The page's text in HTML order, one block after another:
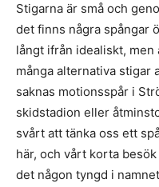
Stigarna är små och
det finns några spångar
långt ifrån idealiskt,
många alternativa stigar
saknas motionsspår i
skidstadion eller
svårt att tänka oss ett
här, och vårt korta
det någon tyngd i